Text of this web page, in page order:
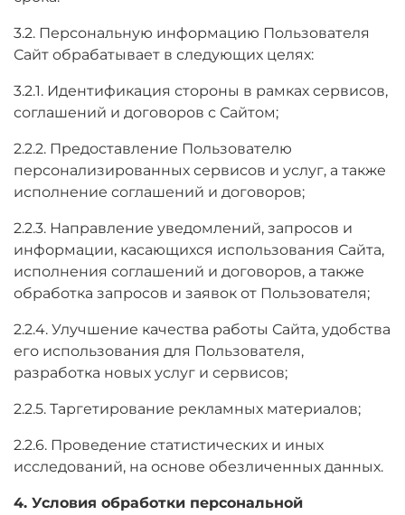
3.2. Персональную информацию Пользователя
Сайт обрабатывает в следующих целях:
3.2.1. Идентификация стороны в рамках сервисов,
соглашений и договоров с Сайтом;
2.2.2. Предоставление Пользователю
персонализированных сервисов и услуг, а также
исполнение соглашений и договоров;
2.2.3. Направление уведомлений, запросов и
информации, касающихся использования Сайта,
исполнения соглашений и договоров, а также
обработка запросов и заявок от Пользователя;
2.2.4. Улучшение качества работы Сайта, удобства
его использования для Пользователя,
разработка новых услуг и сервисов;
2.2.5. Таргетирование рекламных материалов;
2.2.6. Проведение статистических и иных
исследований, на основе обезличенных данных.
4. Условия обработки персональной